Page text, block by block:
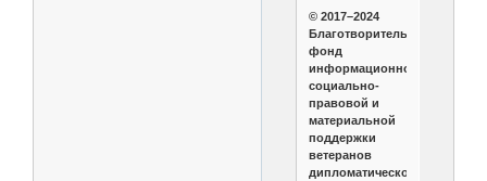
© 2017–2024
Благотворительный
фонд
информационной,
социально-
правовой и
материальной
поддержки
ветеранов
дипломатической